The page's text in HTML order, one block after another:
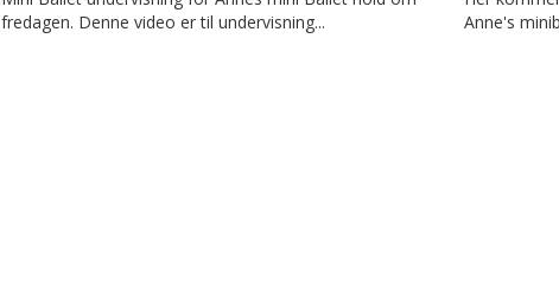
fredagen. Denne video er til undervisning...
Anne's